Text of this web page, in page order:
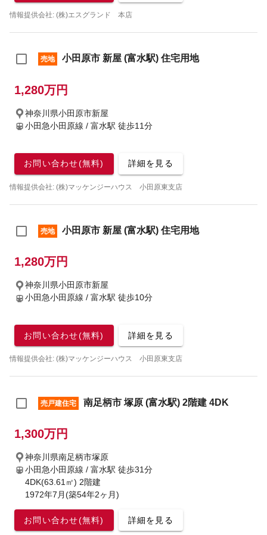
情報提供会社: (株)エスグランド 本店
売地 小田原市 新屋 (富水駅) 住宅用地
1,280万円
神奈川県小田原市新屋
小田急小田原線 / 富水駅 徒歩11分
お問い合わせ(無料) 詳細を見る
情報提供会社: (株)マッケンジーハウス 小田原東支店
売地 小田原市 新屋 (富水駅) 住宅用地
1,280万円
神奈川県小田原市新屋
小田急小田原線 / 富水駅 徒歩10分
お問い合わせ(無料) 詳細を見る
情報提供会社: (株)マッケンジーハウス 小田原東支店
売戸建住宅 南足柄市 塚原 (富水駅) 2階建 4DK
1,300万円
神奈川県南足柄市塚原
小田急小田原線 / 富水駅 徒歩31分
4DK(63.61㎡) 2階建
1972年7月(築54年2ヶ月)
お問い合わせ(無料) 詳細を見る